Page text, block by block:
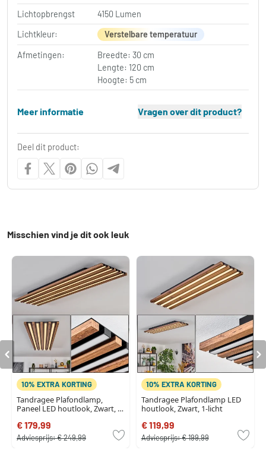
Lichtopbrengst
4150 Lumen
Lichtkleur:
Verstelbare temperatuur
Afmetingen:
Breedte: 30 cm
Lengte: 120 cm
Hoogte: 5 cm
Meer informatie Vragen over dit product?
Deel dit product:
Misschien vind je dit ook leuk
10% EXTRA KORTING
Tandragee Plafondlamp,
Paneel LED houtlook, Zwart, 1-
€ 179,99
Adviesprijs:€ 249,99
10% EXTRA KORTING
Tandragee Plafondlamp LED
houtlook, Zwart, 1-licht
€ 119,99
Adviesprijs:€ 199,99